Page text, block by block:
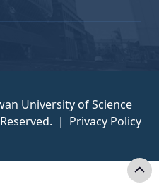
University of Science
｜ Privacy Policy